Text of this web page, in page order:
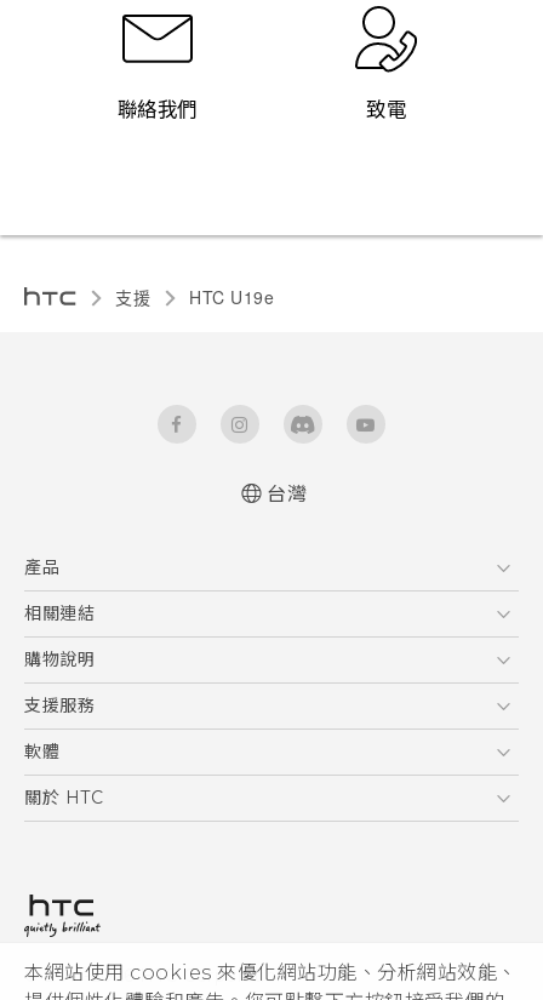
本網站使用 cookies 來優化網站功能、分析網站效能、
聯絡我們 致電
支援 HTC U19e‎
User manual
台灣
產品
5G
智慧型手機
配件
相關連結
HTC Research
購物說明
購物須知
訂單管理
付款方式
支援服務
到府收送維修服務
服務中心資訊
客戶服務佈告欄
軟體
應用程式
HTC Sync Manager
關於 HTC
投資人
隱私權政策
© 2011-2026 HTC Corporation